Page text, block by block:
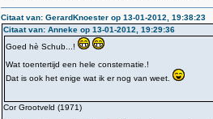
Citaat van: GerardKnoester op 13-01-2012, 19:38:23
Citaat van: Anneke op 13-01-2012, 19:29:36
Goed hè Schub...!
Wat toentertijd een hele consternatie.!
Dat is ook het enige wat ik er nog van weet.
Cor Grootveld (1971)